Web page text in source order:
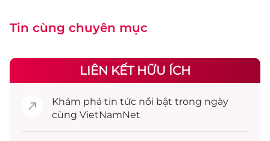
Tin cùng chuyên mục
LIÊN KẾT HỮU ÍCH
Khám phá tin tức nổi bật trong ngày
cùng VietNamNet